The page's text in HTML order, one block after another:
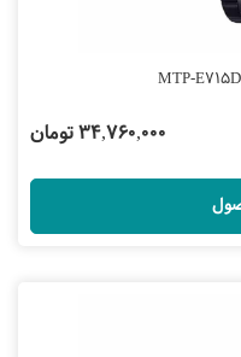
34,760,000 تومان